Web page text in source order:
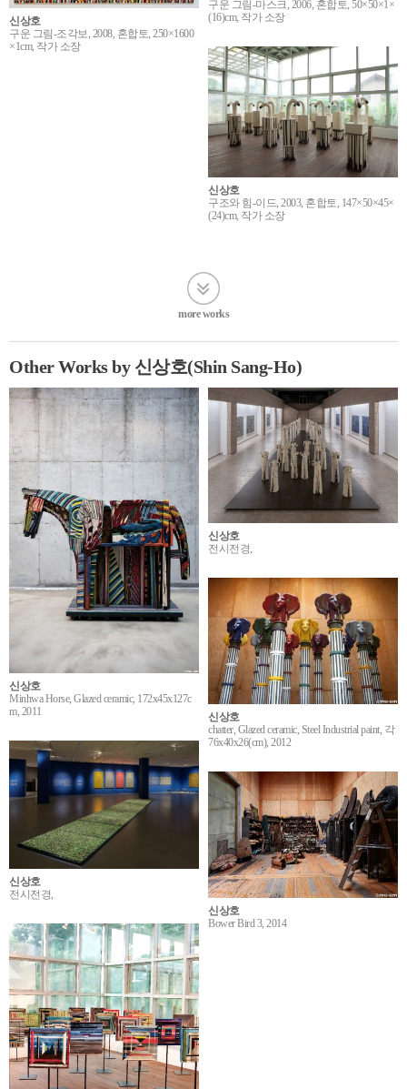
구운 그림-마스크, 2006, 혼합토, 50×50×1×
(16)cm, 작가 소장
신상호
구운 그림-조각보, 2008, 혼합토, 250×1600
×1cm, 작가 소장
신상호
구조와 힘-이드, 2003, 혼합토, 147×50×45×
(24)cm, 작가 소장
more works
Other Works by 신상호(Shin Sang-Ho)
신상호
Minhwa Horse, Glazed ceramic, 172x45x127c
m, 2011
신상호
전시전경,
신상호
chatter, Glazed ceramic, Steel Industrial paint, 각
76x40x26(cm), 2012
신상호
전시전경,
신상호
Bower Bird 3, 2014